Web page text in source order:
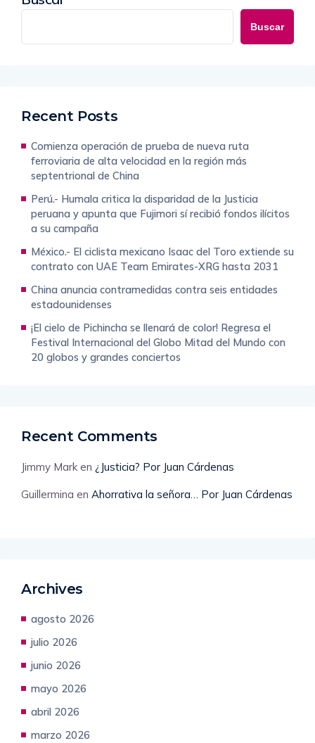
Buscar
Recent Posts
Comienza operación de prueba de nueva ruta
ferroviaria de alta velocidad en la región más
septentrional de China
Perú.- Humala critica la disparidad de la Justicia
peruana y apunta que Fujimori sí recibió fondos ilícitos
a su campaña
México.- El ciclista mexicano Isaac del Toro extiende su
contrato con UAE Team Emirates-XRG hasta 2031
China anuncia contramedidas contra seis entidades
estadounidenses
¡El cielo de Pichincha se llenará de color! Regresa el
Festival Internacional del Globo Mitad del Mundo con
20 globos y grandes conciertos
Recent Comments
Jimmy Mark en ¿Justicia? Por Juan Cárdenas
Guillermina en Ahorrativa la señora… Por Juan Cárdenas
Archives
agosto 2026
julio 2026
junio 2026
mayo 2026
abril 2026
marzo 2026